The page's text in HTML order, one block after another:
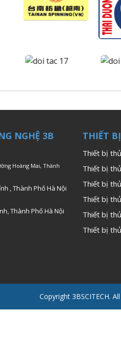
NGHỆ 3B
Hoàng Mai, Thành
, Thành Phố Hà Nội
Thành Phố Hà Nội
THIẾT
Thiết bị
Thiết bị
Thiết bị
Thiết bị
Thiết bị
Thiết bị
Copyright 3BSCITECH.